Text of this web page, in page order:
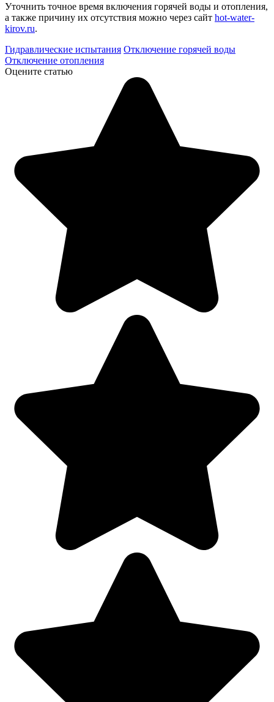
Уточнить точное время включения горячей воды и отопления,
а также причину их отсутствия можно через сайт hot-water-
kirov.ru.
Гидравлические испытания Отключение горячей воды
Отключение отопления
Оцените статью